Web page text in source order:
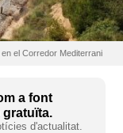
el Corredor Mediterrani
a font
gratuïta.
d'actualitat.